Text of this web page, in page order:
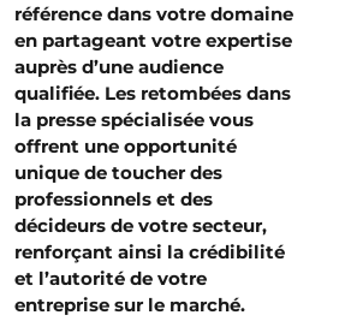
référence dans votre domaine
en partageant votre expertise
auprès d’une audience
qualifiée. Les retombées dans
la presse spécialisée vous
offrent une opportunité
unique de toucher des
professionnels et des
décideurs de votre secteur,
renforçant ainsi la crédibilité
et l’autorité de votre
entreprise sur le marché.